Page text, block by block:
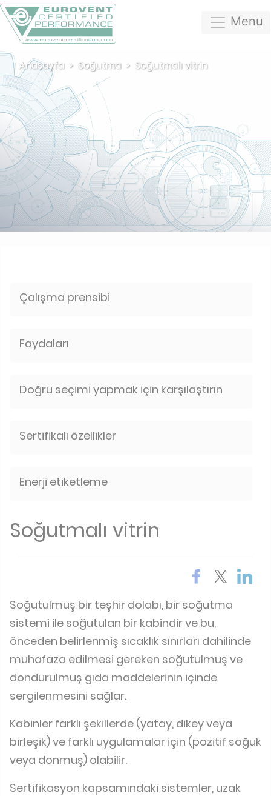
Menu
Anasayfa Soğutma Soğutmalı vitrin
Çalışma prensibi
Faydaları
Doğru seçimi yapmak için karşılaştırın
Sertifikalı özellikler
Enerji etiketleme
Soğutmalı vitrin
Soğutulmuş bir teşhir dolabı, bir soğutma
sistemi ile soğutulan bir kabindir ve bu,
önceden belirlenmiş sıcaklık sınırları dahilinde
muhafaza edilmesi gereken soğutulmuş ve
dondurulmuş gıda maddelerinin içinde
sergilenmesini sağlar.
Kabinler farklı şekillerde (yatay, dikey veya
birleşik) ve farklı uygulamalar için (pozitif soğuk
veya donmuş) olabilir.
Sertifikasyon kapsamındaki sistemler, uzak